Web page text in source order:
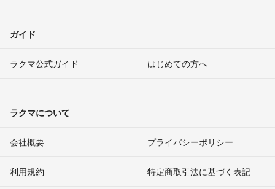
ガイド
ラクマ公式ガイド はじめての方へ
ラクマについて
会社概要 プライバシーポリシー
利用規約 特定商取引法に基づく表記